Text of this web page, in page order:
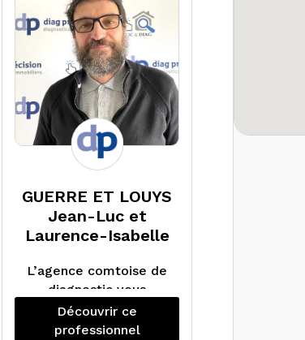
GUERRE ET LOUYS
Jean-Luc et
Laurence-Isabelle
L’agence comtoise de
diagnostic vous
accompagne dans la
réalisation de tous les
Découvrir ce
professionnel